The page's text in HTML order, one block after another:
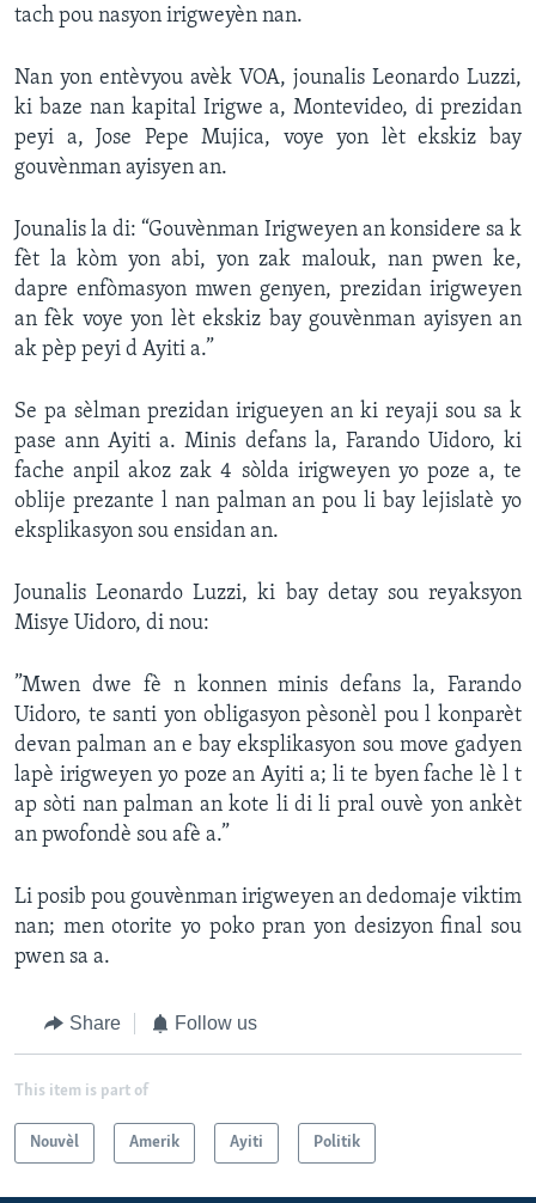
tach pou nasyon irigweyèn nan.
Nan yon entèvyou avèk VOA, jounalis Leonardo Luzzi,
ki baze nan kapital Irigwe a, Montevideo, di prezidan
peyi a, Jose Pepe Mujica, voye yon lèt ekskiz bay
gouvènman ayisyen an.
Jounalis la di: “Gouvènman Irigweyen an konsidere sa k
fèt la kòm yon abi, yon zak malouk, nan pwen ke,
dapre enfòmasyon mwen genyen, prezidan irigweyen
an fèk voye yon lèt ekskiz bay gouvènman ayisyen an
ak pèp peyi d Ayiti a.”
Se pa sèlman prezidan irigueyen an ki reyaji sou sa k
pase ann Ayiti a. Minis defans la, Farando Uidoro, ki
fache anpil akoz zak 4 sòlda irigweyen yo poze a, te
oblije prezante l nan palman an pou li bay lejislatè yo
eksplikasyon sou ensidan an.
Jounalis Leonardo Luzzi, ki bay detay sou reyaksyon
Misye Uidoro, di nou:
”Mwen dwe fè n konnen minis defans la, Farando
Uidoro, te santi yon obligasyon pèsonèl pou l konparèt
devan palman an e bay eksplikasyon sou move gadyen
lapè irigweyen yo poze an Ayiti a; li te byen fache lè l t
ap sòti nan palman an kote li di li pral ouvè yon ankèt
an pwofondè sou afè a.”
Li posib pou gouvènman irigweyen an dedomaje viktim
nan; men otorite yo poko pran yon desizyon final sou
pwen sa a.
Share Follow us
This item is part of
Nouvèl Amerik Ayiti Politik